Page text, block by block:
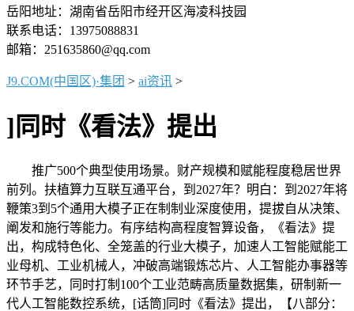
岳阳地址：湖南省岳阳市经开区海凌科技园
联系电话：13975088831
邮箱：251635860@qq.com
J9.COM(中国区)·集团 > ai资讯 >
]同时《看法》提出
推广500个典型使用场景。财产规模和赋能程度稳居世界
前列。扶植算力互联互通平台，到2027年？明白：到2027年将
鞭策3到5个通用大模子正在制制业深度使用，提拔自从决策、
阐发和施行等能力。有序结构高程度智算设备，《看法》提
出，构成特色化、全笼盖的行业大模子，加速人工智能赋能工
业母机、工业机械人，冲破高端锻炼芯片、人工智能办事器等
环节手艺，同时打制100个工业范畴高质量数据集，研制新一
代人工智能数控系统，[话筒]同时《看法》提出，【八部分：